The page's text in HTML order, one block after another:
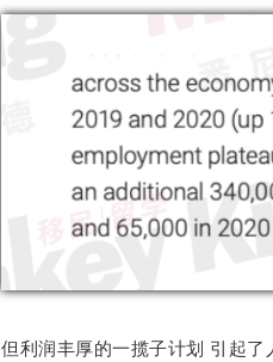
但利润丰厚的一揽子计划 引起